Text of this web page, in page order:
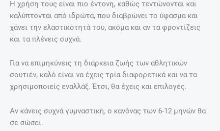
Η χρήση τους είναι πιο έντονη, καθώς τεντώνονται και
καλύπτονται από ιδρώτα, που διαβρώνει το ύφασμα και
χάνει την ελαστικότητά του, ακόμα και αν τα φροντίζεις
και τα πλένεις συχνά.
Για να επιμηκύνεις τη διάρκεια ζωής των αθλητικών
σουτιέν, καλό είναι να έχεις τρία διαφορετικά και να τα
χρησιμοποιείς εναλλάξ. Έτσι, θα έχεις και επιλογές.
Αν κάνεις συχνά γυμναστική, ο κανόνας των 6-12 μηνών θα
σε σώσει.